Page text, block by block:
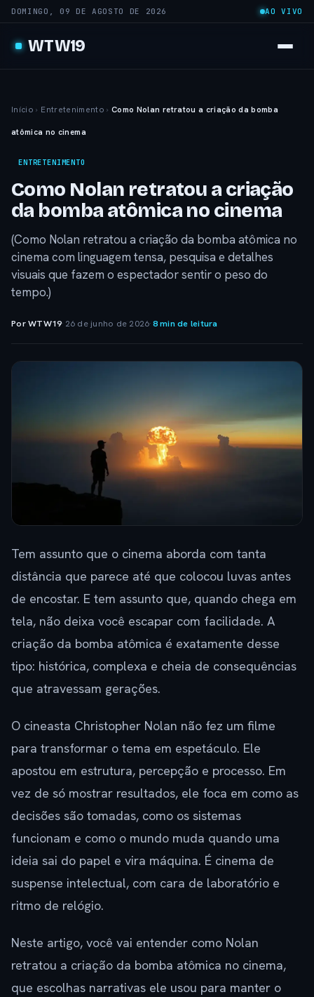
DOMINGO, 09 DE AGOSTO DE 2026 AO VIVO
WTW19
Início › Entretenimento › Como Nolan retratou a criação da bomba
atômica no cinema
ENTRETENIMENTO
Como Nolan retratou a criação
da bomba atômica no cinema
(Como Nolan retratou a criação da bomba atômica no
cinema com linguagem tensa, pesquisa e detalhes
visuais que fazem o espectador sentir o peso do
tempo.)
Por WTW19· 26 de junho de 2026·8 min de leitura
Tem assunto que o cinema aborda com tanta
distância que parece até que colocou luvas antes
de encostar. E tem assunto que, quando chega em
tela, não deixa você escapar com facilidade. A
criação da bomba atômica é exatamente desse
tipo: histórica, complexa e cheia de consequências
que atravessam gerações.
O cineasta Christopher Nolan não fez um filme
para transformar o tema em espetáculo. Ele
apostou em estrutura, percepção e processo. Em
vez de só mostrar resultados, ele foca em como as
decisões são tomadas, como os sistemas
funcionam e como o mundo muda quando uma
ideia sai do papel e vira máquina. É cinema de
suspense intelectual, com cara de laboratório e
ritmo de relógio.
Neste artigo, você vai entender como Nolan
retratou a criação da bomba atômica no cinema,
que escolhas narrativas ele usou para manter o